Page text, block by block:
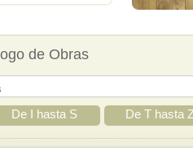
de Obras
De I hasta S De T hasta